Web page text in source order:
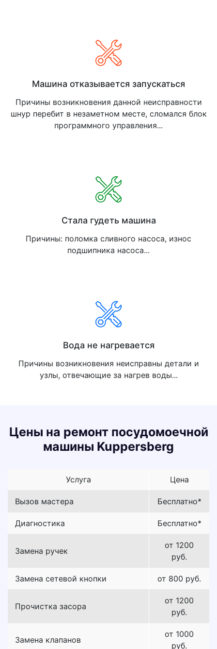
Машина отказывается запускаться
Причины возникновения данной неисправности
шнур перебит в незаметном месте, сломался блок
программного управления...
Стала гудеть машина
Причины: поломка сливного насоса, износ
подшипника насоса...
Вода не нагревается
Причины возникновения неисправны детали и
узлы, отвечающие за нагрев воды...
Цены на ремонт посудомоечной
машины Kuppersberg
Услуга Цена
Вызов мастера Бесплатно*
Диагностика Бесплатно*
Замена ручек
от 1200
руб.
Замена сетевой кнопки от 800 руб.
Прочистка засора
от 1200
руб.
Замена клапанов
от 1000
руб.